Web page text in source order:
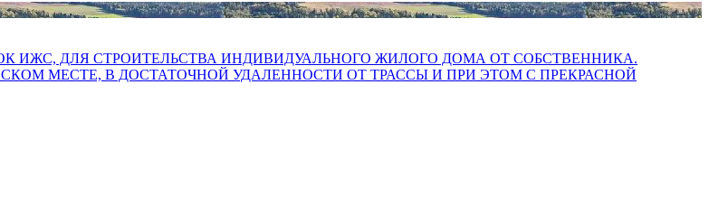
ИЖС, ДЛЯ СТРОИТЕЛЬСТВА ИНДИВИДУАЛЬНОГО ЖИЛОГО ДОМА ОТ СОБСТВЕННИКА.
МЕСТЕ, В ДОСТАТОЧНОЙ УДАЛЕННОСТИ ОТ ТРАССЫ И ПРИ ЭТОМ С ПРЕКРАСНОЙ